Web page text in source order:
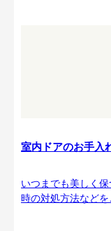
室内ドアのお手入
いつまでも美しく
時の対処方法などを